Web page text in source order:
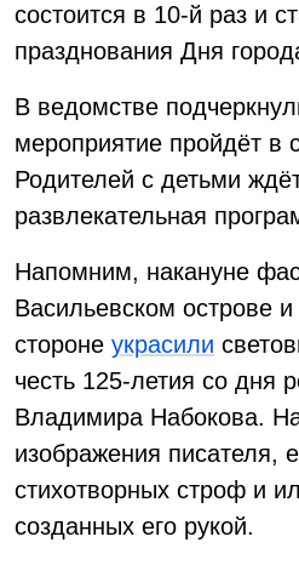
состоится в 10-й раз и
празднования Дня
В ведомстве
мероприятие пройдёт в
Родителей с детьми
развлекательная
Напомним, накануне
Васильевском острове и
стороне украсили
честь 125-летия со дня
Владимира Набокова.
изображения писателя,
стихотворных строф и
созданных его рукой.